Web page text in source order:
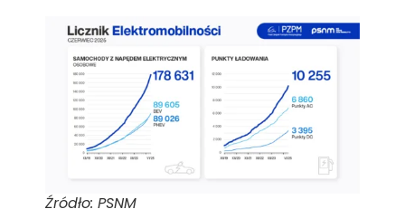
Źródło: PSNM